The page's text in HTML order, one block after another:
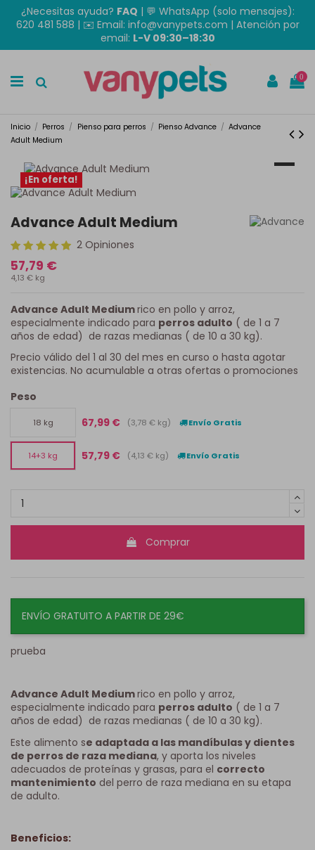
¿Necesitas ayuda? FAQ | 💬 WhatsApp (solo mensajes):
620 481 588 | ✉️ Email: info@vanypets.com | Atención por
email: L-V 09:30–18:30
0
Inicio Perros Pienso para perros Pienso Advance
Advance
Adult Medium
¡En oferta!
Advance Adult Medium
2 Opiniones
57,79 €
4,13 € kg
Advance Adult Mediumrico en pollo y arroz,
especialmente indicado para perros adulto ( de 1 a 7
años de edad) de razas medianas ( de 10 a 30 kg).
Precio válido del 1 al 30 del mes en curso o hasta agotar
existencias. No acumulable a otras ofertas o promociones
Peso
18 kg 67,99 € (3,78 € kg) Envío Gratis
14+3 kg 57,79 € (4,13 € kg) Envío Gratis
Comprar
ENVÍO GRATUITO A PARTIR DE 29€
prueba
Advance Adult Mediumrico en pollo y arroz,
especialmente indicado para perros adulto ( de 1 a 7
años de edad) de razas medianas ( de 10 a 30 kg).
Este alimento se adaptada a las mandíbulas y dientes
de perros de raza mediana, y aporta los niveles
adecuados de proteínas y grasas, para el correcto
mantenimiento del perro de raza mediana en su etapa
de adulto.
Beneficios: